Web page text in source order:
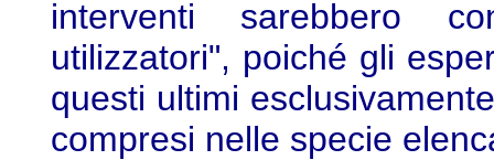
interventi sarebbero
utilizzatori", poiché gli
questi ultimi
compresi nelle specie